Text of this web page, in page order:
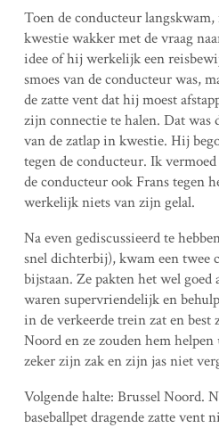
Toen de conducteur
kwestie wakker met de vraag
idee of hij werkelijk een
smoes van de conducteur was,
de zatte vent dat hij moest
zijn connectie te halen. Dat
van de zatlap in kwestie. Hij
tegen de conducteur. Ik
de conducteur ook Frans tegen
werkelijk niets van zijn gelal.
Na even gediscussieerd te
snel dichterbij), kwam een twee
bijstaan. Ze pakten het wel goed
waren supervriendelijk en
in de verkeerde trein zat en best
Noord en ze zouden hem
zeker zijn zak en zijn jas niet
Volgende halte: Brussel Noord.
baseballpet dragende zatte vent